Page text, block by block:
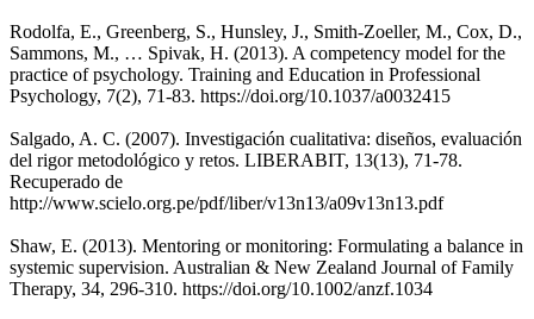
Rodolfa, E., Greenberg, S., Hunsley, J., Smith-Zoeller, M., Cox, D.,
Sammons, M., … Spivak, H. (2013). A competency model for the
practice of psychology. Training and Education in Professional
Psychology, 7(2), 71-83. https://doi.org/10.1037/a0032415
Salgado, A. C. (2007). Investigación cualitativa: diseños, evaluación
del rigor metodológico y retos. LIBERABIT, 13(13), 71-78.
Recuperado de
http://www.scielo.org.pe/pdf/liber/v13n13/a09v13n13.pdf
Shaw, E. (2013). Mentoring or monitoring: Formulating a balance in
systemic supervision. Australian & New Zealand Journal of Family
Therapy, 34, 296-310. https://doi.org/10.1002/anzf.1034